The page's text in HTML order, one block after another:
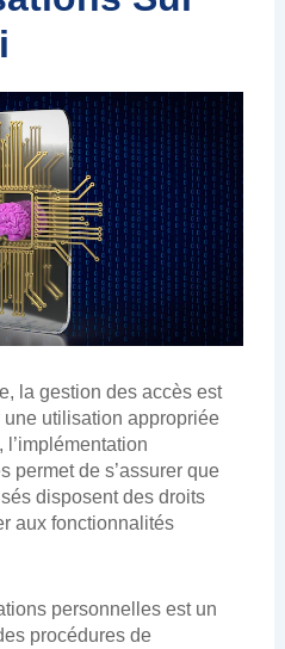
la gestion des accès est
utilisation appropriée
permet de s’assurer que
disposent des droits
aux fonctionnalités
personnelles est un
procédures de